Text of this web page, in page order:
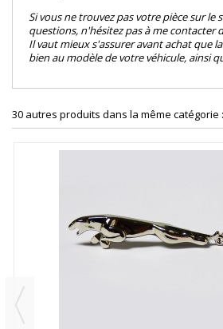
Si vous ne trouvez pas votre pièce sur le
questions, n'hésitez pas à me contacter
Il vaut mieux s'assurer avant achat que
bien au modèle de votre véhicule, ainsi
30 autres produits dans la même catégorie :